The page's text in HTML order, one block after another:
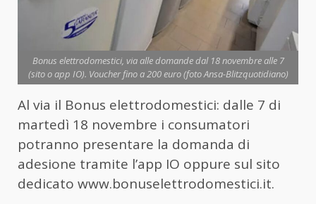
Bonus elettrodomestici, via alle domande dal 18 novembre alle 7
(sito o app IO). Voucher fino a 200 euro (foto Ansa-Blitzquotidiano)
Al via il Bonus elettrodomestici: dalle 7 di
martedì 18 novembre i consumatori
potranno presentare la domanda di
adesione tramite l’app IO oppure sul sito
dedicato www.bonuselettrodomestici.it.